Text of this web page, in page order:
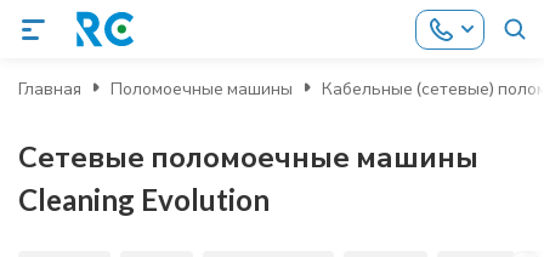
Главная Поломоечные машины Кабельные (сетевые)
Сетевые поломоечные машины
Cleaning Evolution